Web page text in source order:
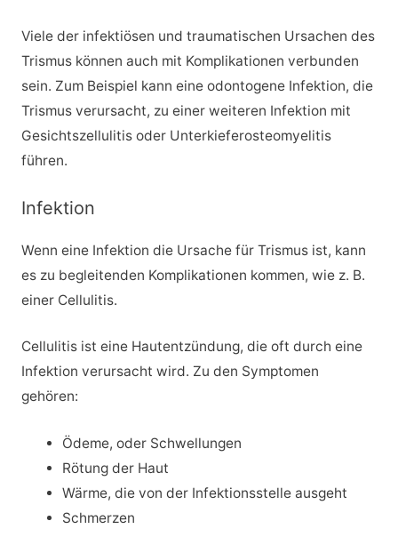
Viele der infektiösen und traumatischen Ursachen des
Trismus können auch mit Komplikationen verbunden
sein. Zum Beispiel kann eine odontogene Infektion, die
Trismus verursacht, zu einer weiteren Infektion mit
Gesichtszellulitis oder Unterkieferosteomyelitis
führen.
Infektion
Wenn eine Infektion die Ursache für Trismus ist, kann
es zu begleitenden Komplikationen kommen, wie z. B.
einer Cellulitis.
Cellulitis ist eine Hautentzündung, die oft durch eine
Infektion verursacht wird. Zu den Symptomen
gehören:
Ödeme, oder Schwellungen
Rötung der Haut
Wärme, die von der Infektionsstelle ausgeht
Schmerzen